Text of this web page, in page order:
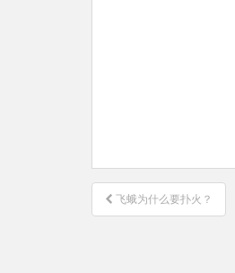
文
章
飞蛾为什么要扑火？